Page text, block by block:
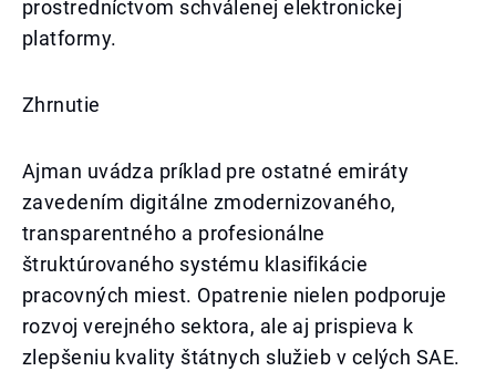
prostredníctvom schválenej elektronickej
platformy.
Zhrnutie
Ajman uvádza príklad pre ostatné emiráty
zavedením digitálne zmodernizovaného,
transparentného a profesionálne
štruktúrovaného systému klasifikácie
pracovných miest. Opatrenie nielen podporuje
rozvoj verejného sektora, ale aj prispieva k
zlepšeniu kvality štátnych služieb v celých SAE.